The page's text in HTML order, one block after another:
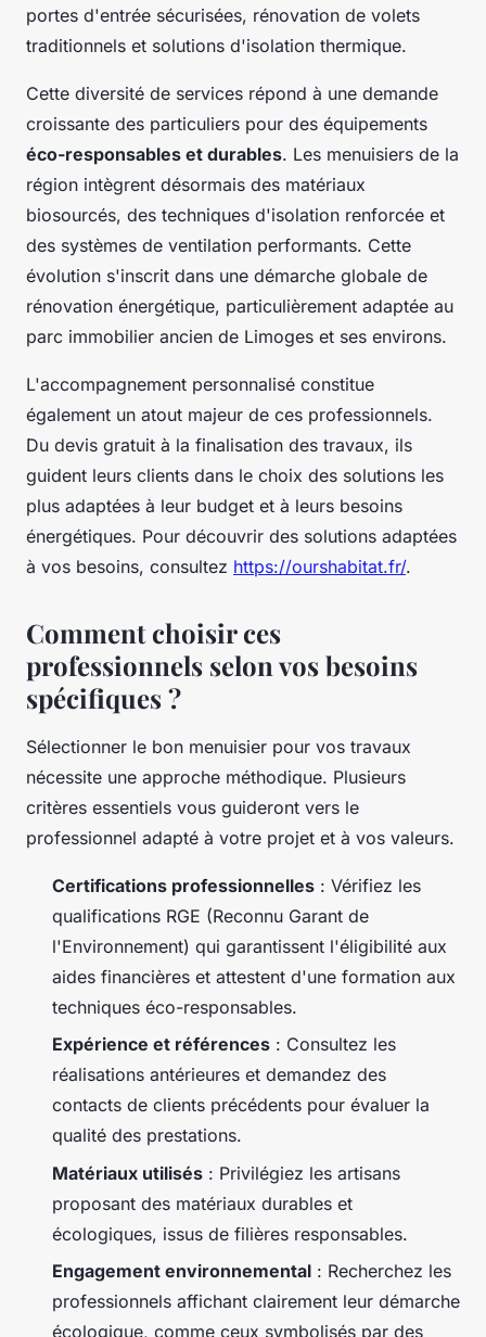
portes d'entrée sécurisées, rénovation de volets
traditionnels et solutions d'isolation thermique.
Cette diversité de services répond à une demande
croissante des particuliers pour des équipements
éco-responsables et durables. Les menuisiers de la
région intègrent désormais des matériaux
biosourcés, des techniques d'isolation renforcée et
des systèmes de ventilation performants. Cette
évolution s'inscrit dans une démarche globale de
rénovation énergétique, particulièrement adaptée au
parc immobilier ancien de Limoges et ses environs.
L'accompagnement personnalisé constitue
également un atout majeur de ces professionnels.
Du devis gratuit à la finalisation des travaux, ils
guident leurs clients dans le choix des solutions les
plus adaptées à leur budget et à leurs besoins
énergétiques. Pour découvrir des solutions adaptées
à vos besoins, consultez https://ourshabitat.fr/.
Comment choisir ces
professionnels selon vos besoins
spécifiques ?
Sélectionner le bon menuisier pour vos travaux
nécessite une approche méthodique. Plusieurs
critères essentiels vous guideront vers le
professionnel adapté à votre projet et à vos valeurs.
Certifications professionnelles : Vérifiez les
qualifications RGE (Reconnu Garant de
l'Environnement) qui garantissent l'éligibilité aux
aides financières et attestent d'une formation aux
techniques éco-responsables.
Expérience et références : Consultez les
réalisations antérieures et demandez des
contacts de clients précédents pour évaluer la
qualité des prestations.
Matériaux utilisés : Privilégiez les artisans
proposant des matériaux durables et
écologiques, issus de filières responsables.
Engagement environnemental : Recherchez les
professionnels affichant clairement leur démarche
écologique, comme ceux symbolisés par des